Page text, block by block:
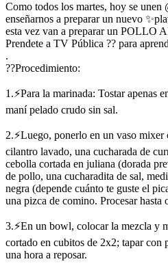
Como todos los martes, hoy se
enseñarnos a preparar un nuevo
esta vez van a preparar un POLLO
Prendete a TV Pública ?? para
.
??Procedimiento:
1.⚡Para la marinada: Tostar apenas
maní pelado crudo sin sal.
2.⚡Luego, ponerlo en un vaso
cilantro lavado, una cucharada de
cebolla cortada en juliana (dorada
de pollo, una cucharadita de sal,
negra (depende cuánto te guste el
una pizca de comino. Procesar hasta
3.⚡En un bowl, colocar la mezcla y
cortado en cubitos de 2x2; tapar con
una hora a reposar.